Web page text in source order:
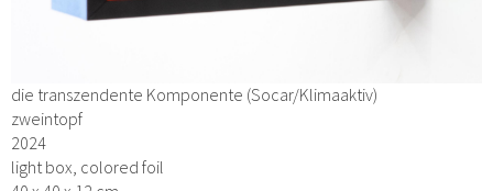
die transzendente Komponente (Socar/Klimaaktiv)
zweintopf
2024
light box, colored foil